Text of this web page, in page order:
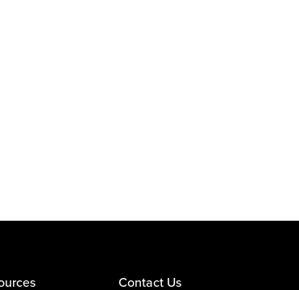
Contact Us